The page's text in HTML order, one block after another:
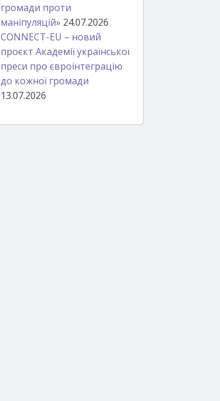
громади проти
маніпуляцій» 24.07.2026
CONNECT-EU – новий
проєкт Академії української
преси про євроінтеграцію
до кожної громади
13.07.2026